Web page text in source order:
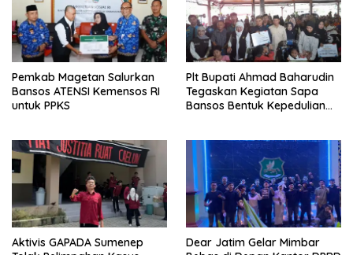
Pemkab Magetan Salurkan
Bansos ATENSI Kemensos RI
untuk PPKS
Plt Bupati Ahmad Baharudin
Tegaskan Kegiatan Sapa
Bansos Bentuk Kepedulian
Aktivis GAPADA Sumenep
Dear Jatim Gelar Mimbar